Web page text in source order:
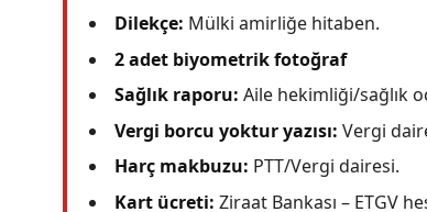
Dilekçe: Mülki amirliğe hitaben.
2 adet biyometrik fotoğraf
Sağlık raporu: Aile hekimliği/sağlık
Vergi borcu yoktur yazısı: Vergi
Harç makbuzu: PTT/Vergi dairesi.
Kart ücreti: Ziraat Bankası – ETGV